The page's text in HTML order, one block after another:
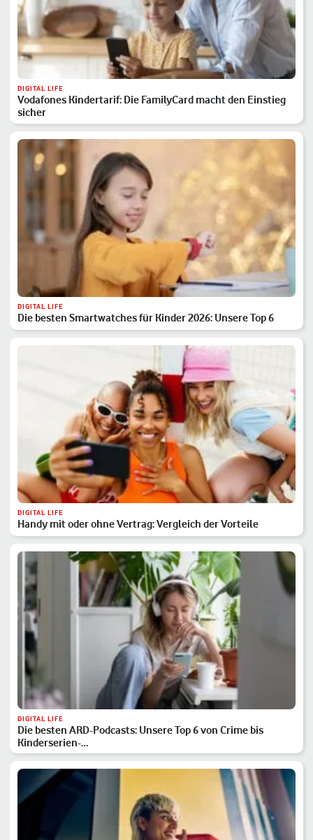
DIGITAL LIFE
Vodafones Kindertarif: Die FamilyCard macht den Einstieg
sicher
DIGITAL LIFE
Die besten Smartwatches für Kinder 2026: Unsere Top 6
DIGITAL LIFE
Handy mit oder ohne Vertrag: Vergleich der Vorteile
DIGITAL LIFE
Die besten ARD-Podcasts: Unsere Top 6 von Crime bis
Kinderserien-…